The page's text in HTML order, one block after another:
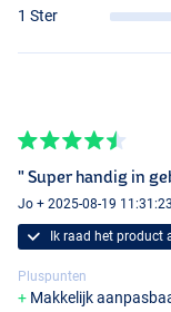
1 Ster
" Super handig in
Jo + 2025-08-19 11:31:23
Ik raad het product
Pluspunten
Makkelijk